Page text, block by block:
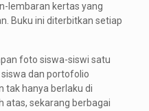
lembaran kertas yang
Buku ini diterbitkan setiap
foto siswa-siswi satu
dan portofolio
tak hanya berlaku di
atas, sekarang berbagai